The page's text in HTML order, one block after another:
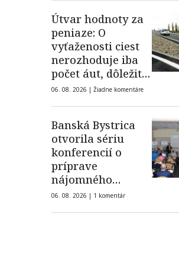
Útvar hodnoty za
peniaze: O
vyťaženosti ciest
nerozhoduje iba
počet áut, dôležité
je aj ich zloženie
06. 08. 2026 | Žiadne komentáre
Banská Bystrica
otvorila sériu
konferencií o
príprave
nájomného
bývania
06. 08. 2026 | 1 komentár